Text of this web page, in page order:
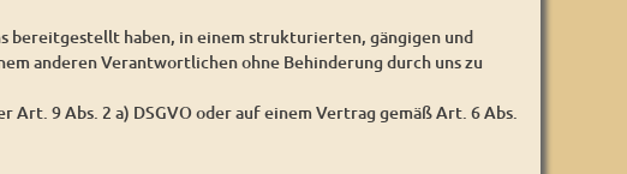
bereitgestellt haben, in einem strukturierten, gängigen und
anderen Verantwortlichen ohne Behinderung durch uns zu
Art. 9 Abs. 2 a) DSGVO oder auf einem Vertrag gemäß Art. 6 Abs.